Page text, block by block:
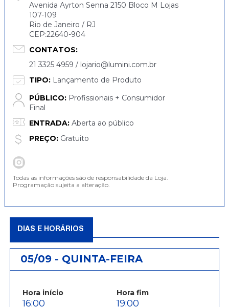
Avenida Ayrton Senna 2150 Bloco M Lojas
107-109
Rio de Janeiro / RJ
CEP:22640-904
CONTATOS:
21 3325 4959 / lojario@lumini.com.br
TIPO:Lançamento de Produto
PÚBLICO:Profissionais + Consumidor
Final
ENTRADA:Aberta ao público
PREÇO:Gratuito
Todas as informações são de responsabilidade da Loja.
Programação sujeita a alteração.
DIAS E HORÁRIOS
05/09 - QUINTA-FEIRA
Hora início Hora fim
16:00 19:00